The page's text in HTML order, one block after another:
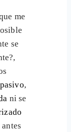
me
se
,
ni se
antes